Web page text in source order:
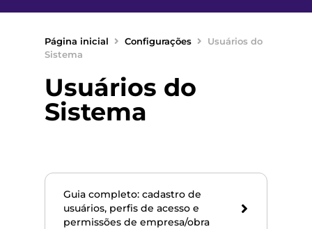
Página inicial Configurações
Usuários do
Sistema
Usuários do
Sistema
Guia completo: cadastro de
usuários, perfis de acesso e
permissões de empresa/obra